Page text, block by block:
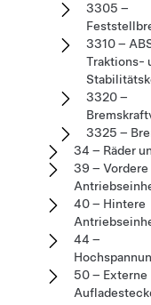
3305 –
3310 –
Traktions-
3320 –
3325 –
34 – Räder
39 – Vordere
40 – Hintere
44 –
50 – Externe